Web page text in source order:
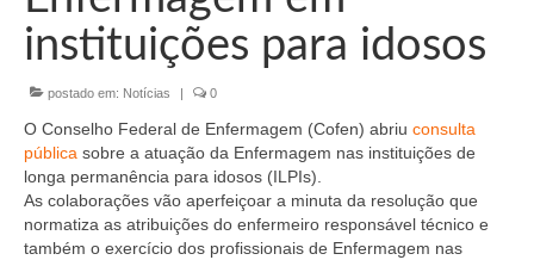
Conselheiros e Diretoria
Câmaras Técnicas
Carta de Serviços ao Cidadão
Governança
Transparência e Prestação de Contas
instituições para idosos
postado em: Notícias | 0
O Conselho Federal de Enfermagem (Cofen) abriu consulta
pública sobre a atuação da Enfermagem nas instituições de
longa permanência para idosos (ILPIs).
As colaborações vão aperfeiçoar a minuta da resolução que
normatiza as atribuições do enfermeiro responsável técnico e
também o exercício dos profissionais de Enfermagem nas